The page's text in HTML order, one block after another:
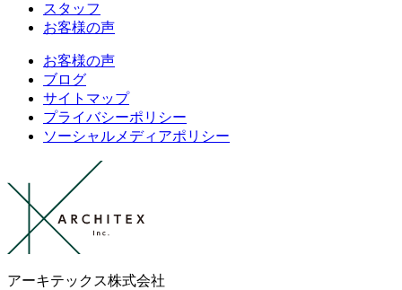
スタッフ
お客様の声
お客様の声
ブログ
サイトマップ
プライバシーポリシー
ソーシャルメディアポリシー
アーキテックス株式会社